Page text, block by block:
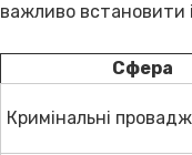
важливо встановити
Сфера
Кримінальні